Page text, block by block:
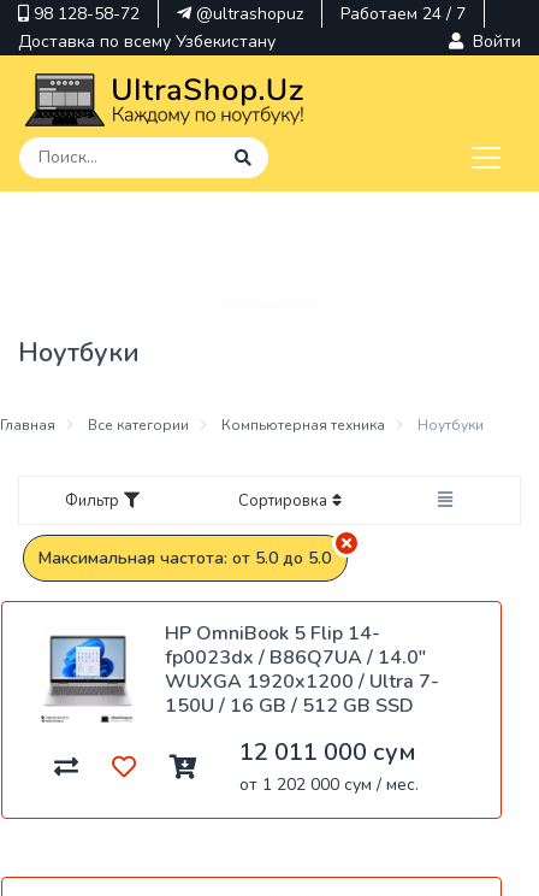
98 128-58-72 @ultrashopuz
Работаем 24 / 7
Доставка по всему Узбекистану
Войти
Hp
Ноутбуки
Главная Все категории Компьютерная техника Ноутбуки
Фильтр Сортировка
Максимальная частота: от 5.0 до 5.0
HP OmniBook 5 Flip 14-
fp0023dx / B86Q7UA / 14.0"
WUXGA 1920x1200 / Ultra 7-
150U / 16 GB / 512 GB SSD
12 011 000 сум
от 1 202 000 сум / мес.